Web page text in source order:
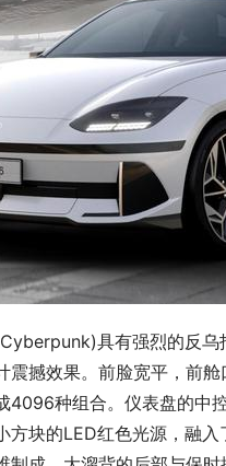
具有强烈的反
震撼效果。前脸宽平，前
4096种组合。仪表盘的中
方块的LED红色光源，融
，以实业思维
聚焦低龄学
T6，小学低